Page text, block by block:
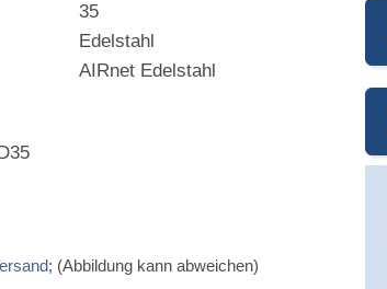
35
Edelstahl
AIRnet Edelstahl
; (Abbildung kann abweichen)